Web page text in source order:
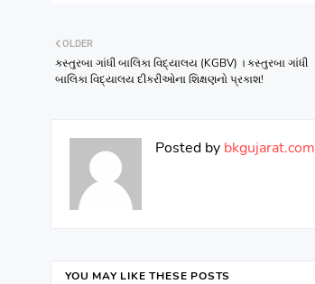
OLDER
કસ્તુરબા ગાંધી બાલિકા વિદ્યાલય (KGBV) । કસ્તુરબા ગાંધી
બાલિકા વિદ્યાલય દીકરીઓના શિક્ષણનો પ્રકાશ!
Posted by bkgujarat.com
YOU MAY LIKE THESE POSTS